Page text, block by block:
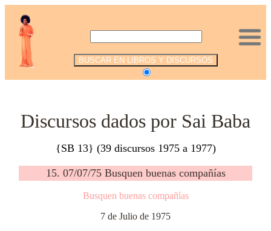
Discursos dados por Sai Baba
{SB 13} (39 discursos 1975 a 1977)
15. 07/07/75 Busquen buenas compañías
Busquen buenas compañías
7 de Julio de 1975